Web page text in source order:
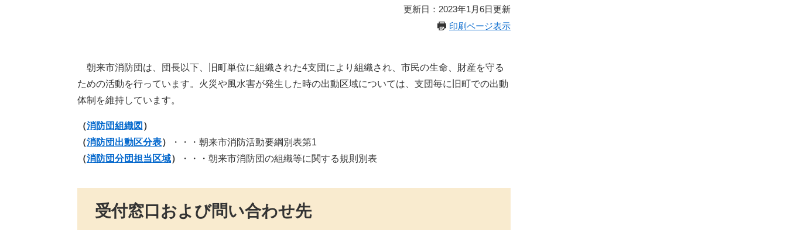
更新日：2023年1月6日更新
印刷ページ表示
朝来市消防団は、団長以下、旧町単位に組織された4支団により組織され、市民の生命、財産を守る
ための活動を行っています。火災や風水害が発生した時の出動区域については、支団毎に旧町での出動
体制を維持しています。
（消防団組織図 ）
（消防団出動区分表）
・・・朝来市消防活動要綱別表第1
（消防団分団担当区域） ・・・朝来市消防団の組織等に関する規則別表
受付窓口および問い合わせ先